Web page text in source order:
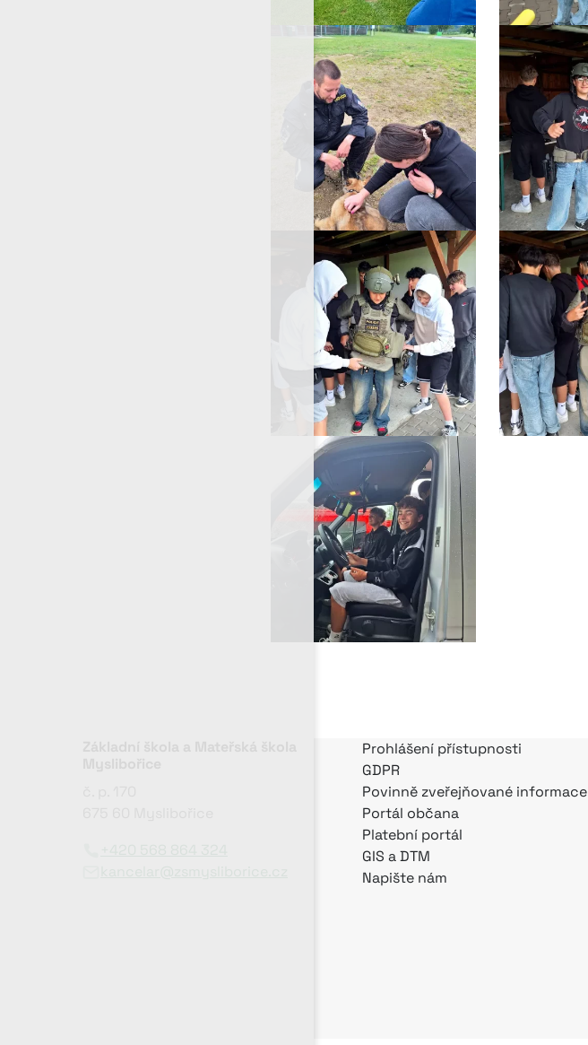
Prohlášení přístupnosti
GDPR
Povinně zveřejňované informace
Portál občana
Platební portál
GIS a DTM
Napište nám